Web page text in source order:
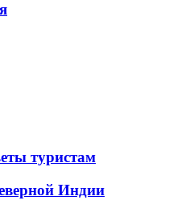
туристам
Индии